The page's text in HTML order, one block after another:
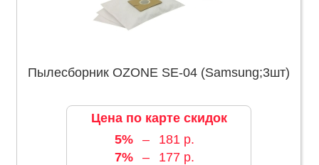
Пылесборник OZONE SE-04 (Samsung;3шт)
Цена по карте скидок
5%
–
181 р.
7%
–
177 р.